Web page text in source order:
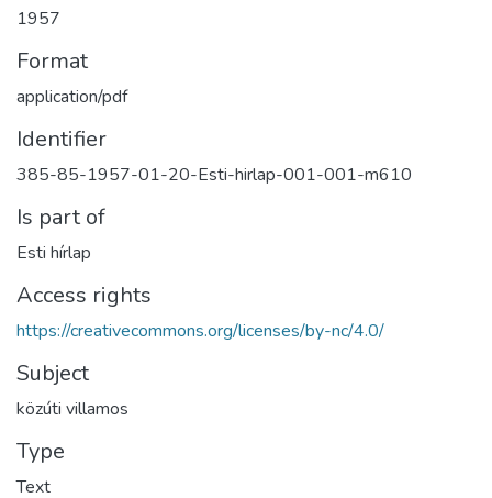
1957
Format
application/pdf
Identifier
385-85-1957-01-20-Esti-hirlap-001-001-m610
Is part of
Esti hírlap
Access rights
https://creativecommons.org/licenses/by-nc/4.0/
Subject
közúti villamos
Type
Text